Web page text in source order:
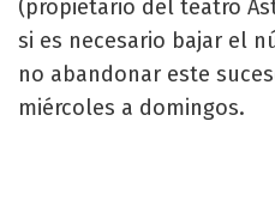
(propietario del teatro
si es necesario bajar el
no abandonar este
miércoles a domingos.